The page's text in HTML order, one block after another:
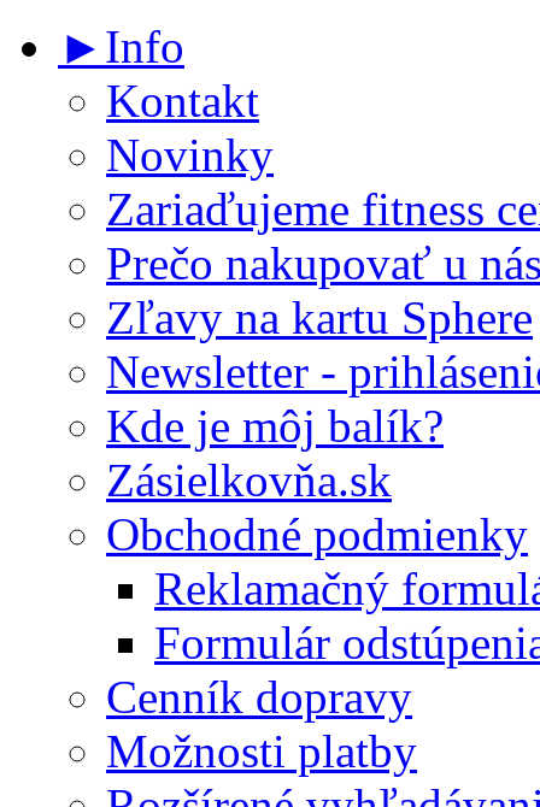
►Info
Kontakt
Novinky
Zariaďujeme fitness
Prečo nakupovať u
Zľavy na kartu Sphere
Newsletter -
Kde je môj balík?
Zásielkovňa.sk
Obchodné podmienky
Reklamačný
Formulár
Cenník dopravy
Možnosti platby